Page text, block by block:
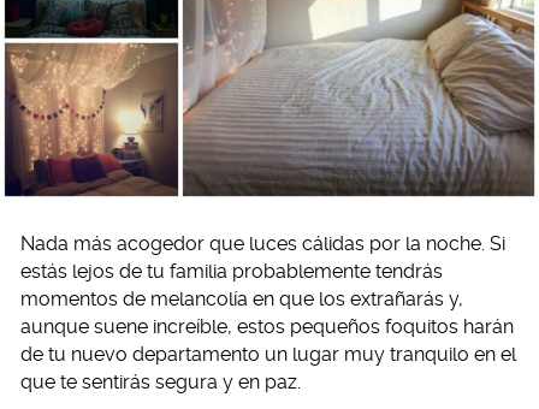
Nada más acogedor que luces cálidas por la noche. Si
estás lejos de tu familia probablemente tendrás
momentos de melancolía en que los extrañarás y,
aunque suene increíble, estos pequeños foquitos harán
de tu nuevo departamento un lugar muy tranquilo en el
que te sentirás segura y en paz.